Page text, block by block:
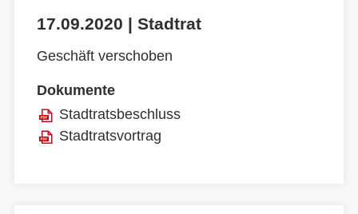
17.09.2020 | Stadtrat
Geschäft verschoben
Dokumente
Stadtratsbeschluss
Stadtratsvortrag